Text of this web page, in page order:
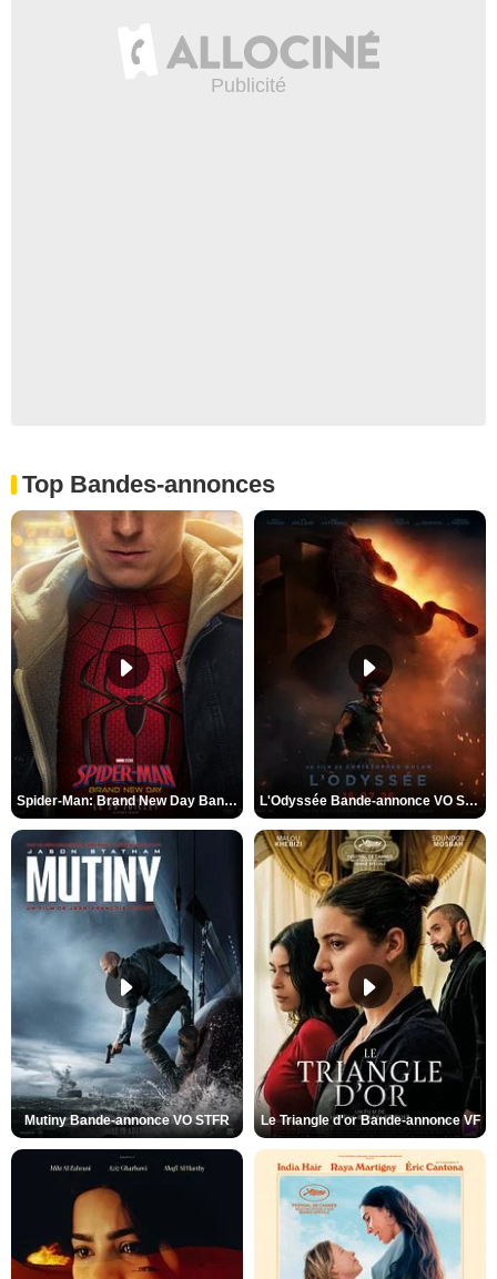
Top Bandes-annonces
Spider-Man: Brand New Day Bande-annonce VO STFR L'Odyssée Bande-annonce VO STFR
Mutiny Bande-annonce VO STFR Le Triangle d'or Bande-annonce VF